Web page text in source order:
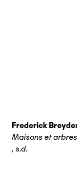
Frederick Breydert
Maisons et arbres
, s.d.